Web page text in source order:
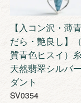
【入コン沢・薄
だら・艶良し】
質青色ヒスイ）
天然翡翠シルバ
ダント
SV0354